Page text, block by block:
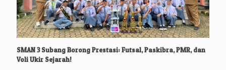
SMAN 3 Subang Borong Prestasi: Futsal, Paskibra, PMR, dan
Voli Ukir Sejarah!